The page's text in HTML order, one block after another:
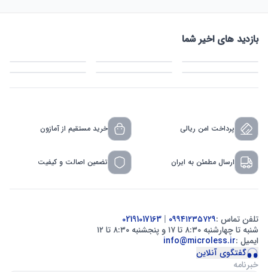
بازدید های اخیر شما
پرداخت امن ریالی خرید مستقیم از آمازون
ارسال مطمئن به ایران تضمین اصالت و کیفیت
تلفن تماس :۰۹۹۴۱۲۳۵۷۲۹ |
شنبه تا چهارشنبه ۸:۳۰ تا ۱۷ و پنجشنبه ۸:۳۰ تا ۱۲
ایمیل :info@microless.ir
گفتگوی آنلاین
خبرنامه